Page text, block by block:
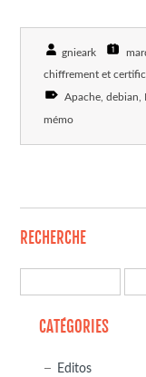
gnieark
chiffrement et
Apache debian
mémo
RECHERCHE
CATÉGORIES
Editos